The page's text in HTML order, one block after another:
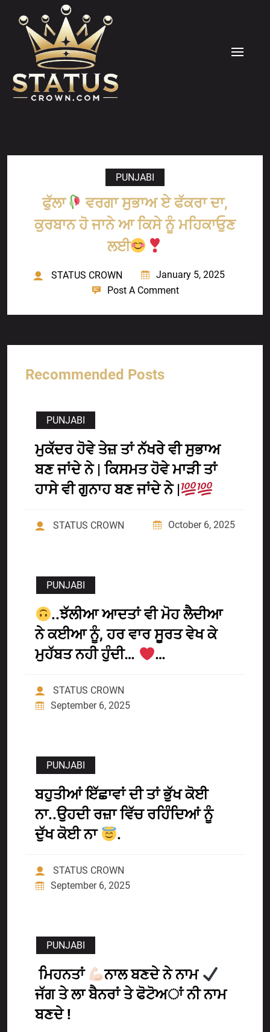
content
MENU
PUNJABI
ਫੁੱਲਾ
ਵਰਗਾ ਸੁਭਾਅ ਏ ਫੱਕਰਾ ਦਾ,
ਕੁਰਬਾਨ ਹੋ ਜਾਨੇ ਆ ਕਿਸੇ ਨੂੰ ਮਹਿਕਾਓੁਣ
ਲਈ
STATUS CROWN
January 5, 2025
Post A Comment
Recommended Posts
PUNJABI
ਮੁਕੱਦਰ ਹੋਵੇ ਤੇਜ਼ ਤਾਂ ਨੱਖਰੇ ਵੀ ਸੁਭਾਅ
ਬਣ ਜਾਂਦੇ ਨੇ | ਕਿਸਮਤ ਹੋਵੇ ਮਾੜੀ ਤਾਂ
ਹਾਸੇ ਵੀ ਗੁਨਾਹ ਬਣ ਜਾਂਦੇ ਨੇ |
STATUS CROWN October 6, 2025
PUNJABI
..ਝੱਲੀਆ ਆਦਤਾਂ ਵੀ ਮੋਹ ਲੈਦੀਆ
ਨੇ ਕਈਆ ਨੂੰ, ਹਰ ਵਾਰ ਸੂਰਤ ਵੇਖ ਕੇ
ਮੁਹੱਬਤ ਨਹੀ ਹੁੰਦੀ…
…
STATUS CROWN
September 6, 2025
PUNJABI
ਬਹੁਤੀਆਂ ਇੱਛਾਵਾਂ ਦੀ ਤਾਂ ਭੁੱਖ ਕੋਈ
ਨਾ..ਉਹਦੀ ਰਜ਼ਾ ਵਿੱਚ ਰਹਿੰਦਿਆਂ ਨੂੰ
ਦੁੱਖ ਕੋਈ ਨਾ
.
STATUS CROWN
September 6, 2025
PUNJABI
ਮਿਹਨਤਾਂ
ਨਾਲ ਬਣਦੇ ਨੇ ਨਾਮ
ਜੱਗ ਤੇ ਲਾ ਬੈਨਰਾਂ ਤੇ ਫੋਟੋਅਾਂ ਨੀ ਨਾਮ
ਬਣਦੇ !